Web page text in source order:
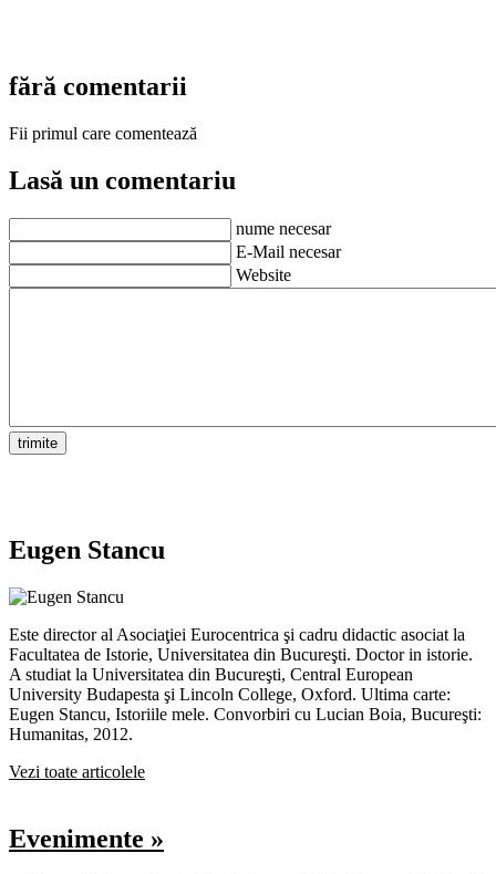
fără comentarii
Fii primul care comentează
Lasă un comentariu
nume necesar
E-Mail necesar
Website
Eugen Stancu
Este director al Asociaţiei Eurocentrica şi cadru didactic asociat la
Facultatea de Istorie, Universitatea din Bucureşti. Doctor in istorie.
A studiat la Universitatea din Bucureşti, Central European
University Budapesta şi Lincoln College, Oxford. Ultima carte:
Eugen Stancu, Istoriile mele. Convorbiri cu Lucian Boia, Bucureşti:
Humanitas, 2012.
Vezi toate articolele
Evenimente »